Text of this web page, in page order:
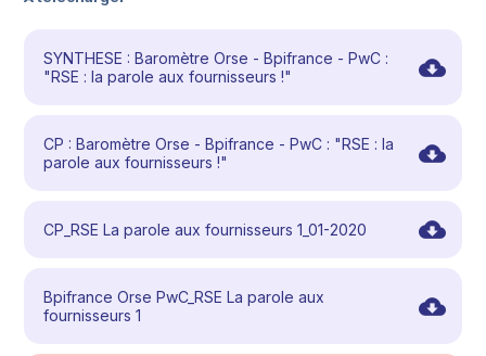
SYNTHESE : Baromètre Orse - Bpifrance - PwC :
"RSE : la parole aux fournisseurs !"
CP : Baromètre Orse - Bpifrance - PwC : "RSE : la
parole aux fournisseurs !"
CP_RSE La parole aux fournisseurs 1_01-2020
Bpifrance Orse PwC_RSE La parole aux
fournisseurs 1